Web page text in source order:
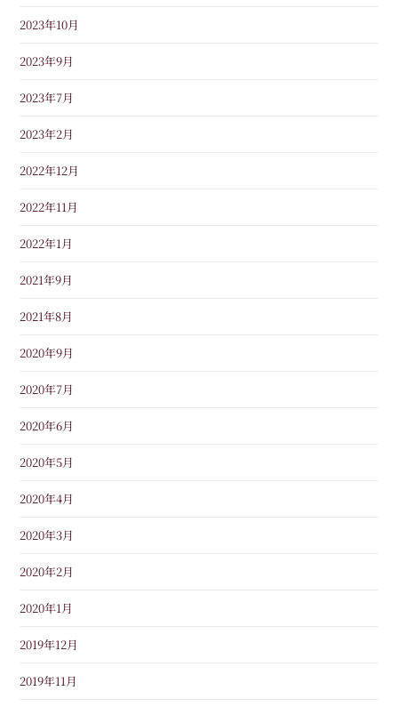
2023年10月
2023年9月
2023年7月
2023年2月
2022年12月
2022年11月
2022年1月
2021年9月
2021年8月
2020年9月
2020年7月
2020年6月
2020年5月
2020年4月
2020年3月
2020年2月
2020年1月
2019年12月
2019年11月